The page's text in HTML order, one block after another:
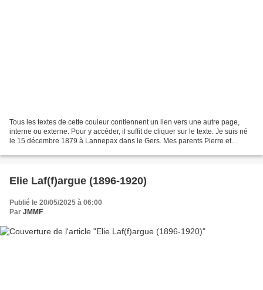
Tous les textes de cette couleur contiennent un lien vers une autre page,
interne ou externe. Pour y accéder, il suffit de cliquer sur le texte. Je suis né
le 15 décembre 1879 à Lannepax dans le Gers. Mes parents Pierre et
Elie Laf(f)argue (1896-1920)
Publié le 20/05/2025 à 06:00
Par JMMF